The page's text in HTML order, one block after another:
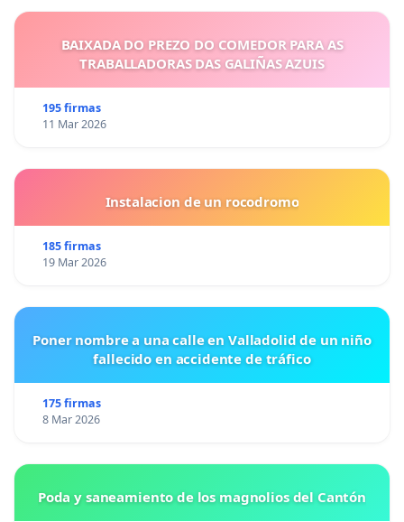
BAIXADA DO PREZO DO COMEDOR PARA AS
TRABALLADORAS DAS GALIÑAS AZUIS
195 firmas
11 Mar 2026
Instalacion de un rocodromo
185 firmas
19 Mar 2026
Poner nombre a una calle en Valladolid de un niño
fallecido en accidente de tráfico
175 firmas
8 Mar 2026
Poda y saneamiento de los magnolios del Cantón